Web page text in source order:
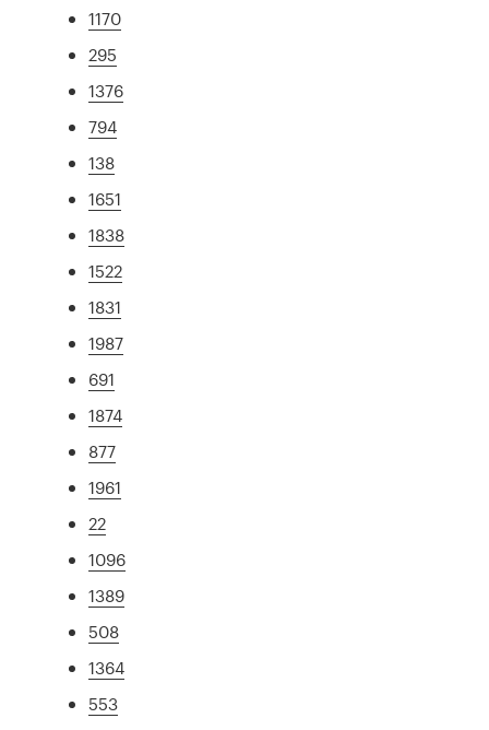
1170
295
1376
794
138
1651
1838
1522
1831
1987
691
1874
877
1961
22
1096
1389
508
1364
553